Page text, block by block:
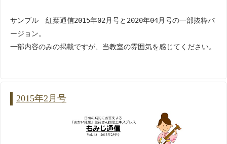
サンプル 紅葉通信2015年02月号と2020年04月号の一部抜粋バ
ージョン。
一部内容のみの掲載ですが、当教室の雰囲気を感じてください。
2015年2月号